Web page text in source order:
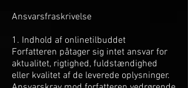
Ansvarsfraskrivelse
1. Indhold af onlinetilbuddet
Forfatteren påtager sig intet ansvar for
aktualitet, rigtighed, fuldstændighed
eller kvalitet af de leverede oplysninger.